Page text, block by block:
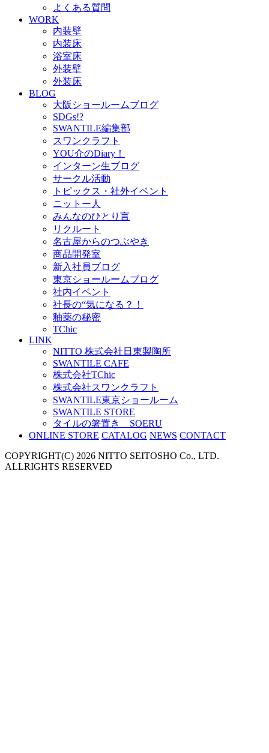
よくある質問
WORK
内装壁
内装床
浴室床
外装壁
外装床
BLOG
大阪ショールームブログ
SDGs!?
SWANTILE編集部
スワンクラフト
YOU介のDiary！
インターン生ブログ
サークル活動
トピックス・社外イベント
ニットー人
みんなのひとり言
リクルート
名古屋からのつぶやき
商品開発室
新入社員ブログ
東京ショールームブログ
社内イベント
社長の“気になる？！
釉薬の秘密
TChic
LINK
NITTO 株式会社日東製陶所
SWANTILE CAFE
株式会社TChic
株式会社スワンクラフト
SWANTILE東京ショールーム
SWANTILE STORE
タイルの箸置き SOERU
ONLINE STORE CATALOG NEWS CONTACT
COPYRIGHT(C) 2026 NITTO SEITOSHO Co., LTD.
ALLRIGHTS RESERVED